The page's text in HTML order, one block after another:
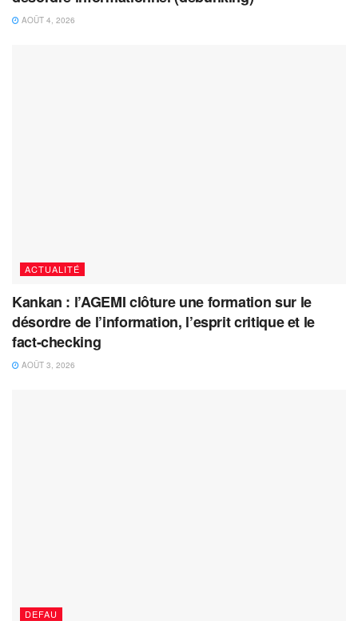
AOÛT 4, 2026
ACTUALITÉ
Kankan : l’AGEMI clôture une formation sur le
désordre de l’information, l’esprit critique et le
fact-checking
AOÛT 3, 2026
DEFAU